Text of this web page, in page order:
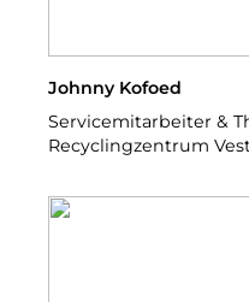
Johnny Kofoed
Servicemitarbeiter &
Recyclingzentrum